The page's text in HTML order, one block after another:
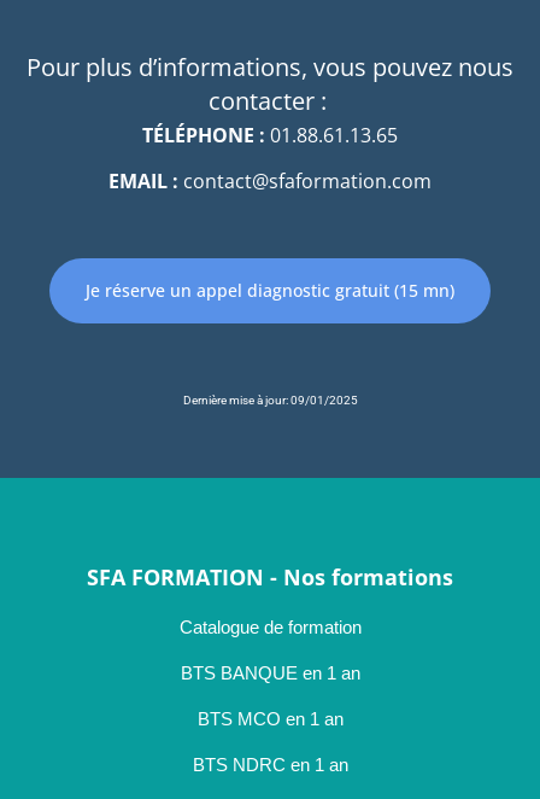
Pour plus d’informations, vous pouvez nous
contacter :
TÉLÉPHONE : 01.88.61.13.65
EMAIL : contact@sfaformation.com
Je réserve un appel diagnostic gratuit (15 mn)
Dernière mise à jour: 09/01/2025
SFA FORMATION - Nos formations
Catalogue de formation
BTS BANQUE en 1 an
BTS MCO en 1 an
BTS NDRC en 1 an